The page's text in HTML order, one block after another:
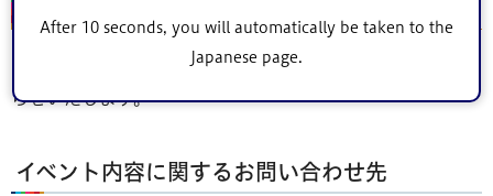
After 10 seconds, you will automatically be taken to the
Japanese page.
開催情報に変更等がある場合は、上記特設ページにてお知
らせいたします。
イベント内容に関するお問い合わせ先